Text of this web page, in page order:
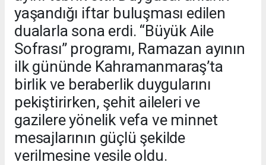
yaşandığı iftar buluşması edilen
dualarla sona erdi. “Büyük Aile
Sofrası” programı, Ramazan ayının
ilk gününde Kahramanmaraş’ta
birlik ve beraberlik duygularını
pekiştirirken, şehit aileleri ve
gazilere yönelik vefa ve minnet
mesajlarının güçlü şekilde
verilmesine vesile oldu.